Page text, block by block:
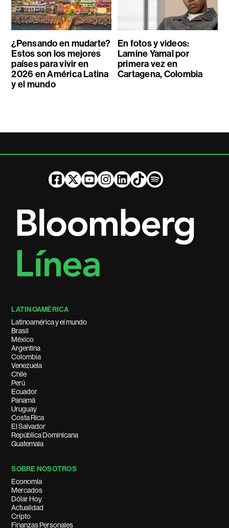
¿Pensando en mudarte?
Estos son los mejores
países para vivir en
2026 en América Latina
y el mundo
En fotos y videos:
Lamine Yamal por
primera vez en
Cartagena, Colombia
LATINOAMÉRICA
Latinoamérica y el mundo
Brasil
México
Argentina
Colombia
Venezuela
Chile
Perú
Ecuador
Panamá
Uruguay
Costa Rica
El Salvador
República Dominicana
Guatemala
SOBRE NOSOTROS
Economía
Mercados
Dólar Hoy
Actualidad
Cripto
Finanzas Personales